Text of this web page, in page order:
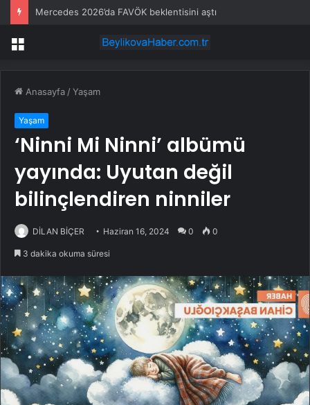
Mercedes 2026’da FAVÖK beklentisini aştı
Menü
Anasayfa /Yaşam
Yaşam
‘Ninni Mi Ninni’ albümü
yayında: Uyutan değil
bilinçlendiren ninniler
DİLAN BİÇER Haziran 16, 2024 0 0
3 dakika okuma süresi